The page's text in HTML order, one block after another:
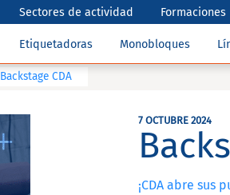
Sectores de actividad Formaciones
Etiquetadoras Monobloques
Backstage CDA
7 OCTUBRE 2024
¡CDA abre sus